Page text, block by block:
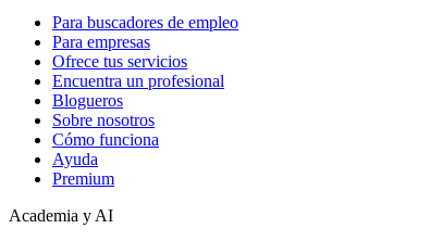
Para buscadores de empleo
Para empresas
Ofrece tus servicios
Encuentra un profesional
Blogueros
Sobre nosotros
Cómo funciona
Ayuda
Premium
Academia y AI